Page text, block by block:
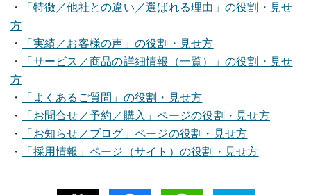
・
「特徴／他社との違い／選ばれる理由」の役割・見せ
方
・
「実績／お客様の声」の役割・見せ方
・
「サービス／商品の詳細情報（一覧）」の役割・見せ
方
・
「よくあるご質問」の役割・見せ方
・
「お問合せ／予約／購入」ページの役割・見せ方
・
「お知らせ／ブログ」ページの役割・見せ方
・
「採用情報」ページ（サイト）の役割・見せ方